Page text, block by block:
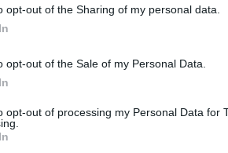
opt-out of the Sharing of my personal data.
opt-out of the Sale of my Personal Data.
opt-out of processing my Personal Data for